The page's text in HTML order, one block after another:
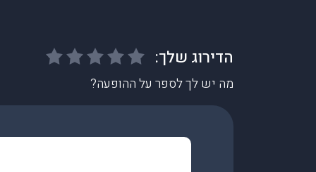
מה יש לך לספר על ההופעה?